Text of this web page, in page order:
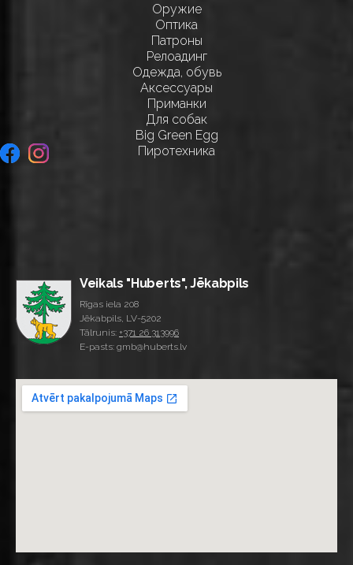
Оружие
Оптика
Патроны
Релоадинг
Одежда, обувь
Аксессуары
Приманки
Для собак
Big Green Egg
Пиротехника
Veikals "Huberts", Jēkabpils
Rīgas iela 208
Jēkabpils, LV-5202
Tālrunis: +371 26 313996
E-pasts: gmb@huberts.lv